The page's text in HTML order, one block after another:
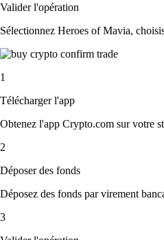
Valider l'opération
Sélectionnez Heroes of Mavia,
1
Télécharger l'app
Obtenez l'app Crypto.com sur votre
2
Déposer des fonds
Déposez des fonds par virement
3